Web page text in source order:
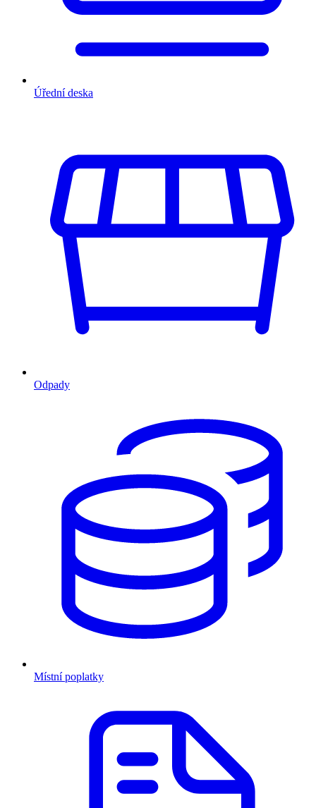
Úřední deska
Odpady
Místní poplatky